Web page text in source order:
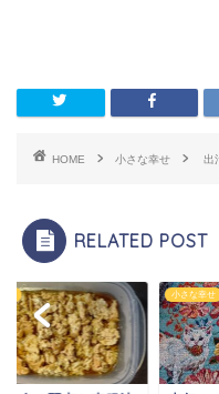
HOME 小さな幸せ 出
RELATED POST
小さな幸せ